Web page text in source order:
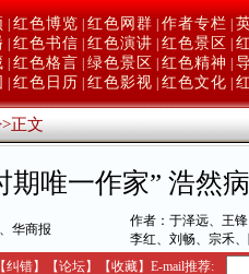
红色博览 红色网群 作者专栏
红色书信 红色演讲 红色景区
红色格言 绿色景区 红色精神
红色日历 红色影视 红色文化
正文
期唯一作家” 浩然
华商报
作者：于泽远、王
李红、刘畅、宗禾
【纠错】 【论坛】 【收藏】 E-mail推荐: